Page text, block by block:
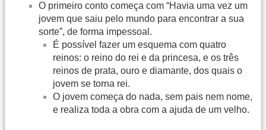
O primeiro conto começa com “Havia uma vez um
jovem que saiu pelo mundo para encontrar a sua
sorte”, de forma impessoal.
É possível fazer um esquema com quatro
reinos: o reino do rei e da princesa, e os três
reinos de prata, ouro e diamante, dos quais o
jovem se torna rei.
O jovem começa do nada, sem pais nem nome,
e realiza toda a obra com a ajuda de um velho.